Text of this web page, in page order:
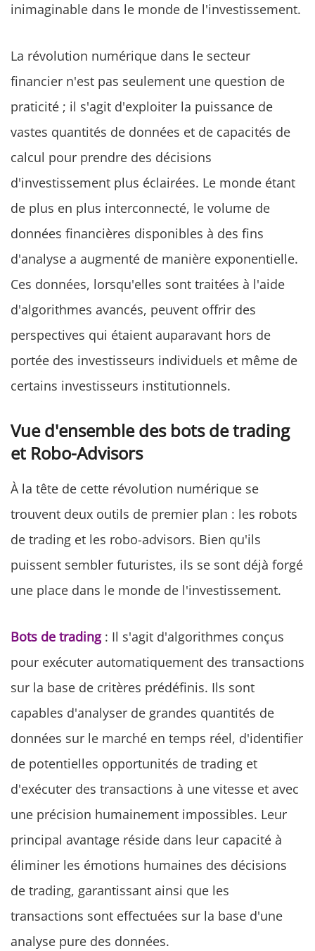
inimaginable dans le monde de l'investissement.
La révolution numérique dans le secteur
financier n'est pas seulement une question de
praticité ; il s'agit d'exploiter la puissance de
vastes quantités de données et de capacités de
calcul pour prendre des décisions
d'investissement plus éclairées. Le monde étant
de plus en plus interconnecté, le volume de
données financières disponibles à des fins
d'analyse a augmenté de manière exponentielle.
Ces données, lorsqu'elles sont traitées à l'aide
d'algorithmes avancés, peuvent offrir des
perspectives qui étaient auparavant hors de
portée des investisseurs individuels et même de
certains investisseurs institutionnels.
Vue d'ensemble des bots de trading
et Robo-Advisors
À la tête de cette révolution numérique se
trouvent deux outils de premier plan : les robots
de trading et les robo-advisors. Bien qu'ils
puissent sembler futuristes, ils se sont déjà forgé
une place dans le monde de l'investissement.
Bots de trading : Il s'agit d'algorithmes conçus
pour exécuter automatiquement des transactions
sur la base de critères prédéfinis. Ils sont
capables d'analyser de grandes quantités de
données sur le marché en temps réel, d'identifier
de potentielles opportunités de trading et
d'exécuter des transactions à une vitesse et avec
une précision humainement impossibles. Leur
principal avantage réside dans leur capacité à
éliminer les émotions humaines des décisions
de trading, garantissant ainsi que les
transactions sont effectuées sur la base d'une
analyse pure des données.